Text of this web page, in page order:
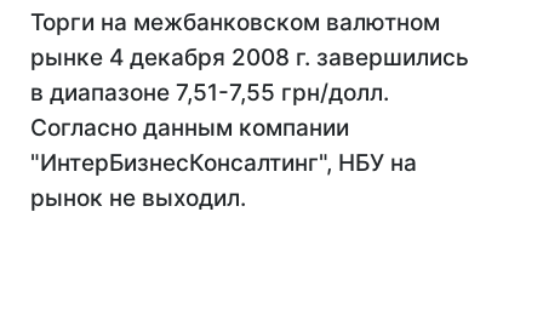
Торги на межбанковском валютном
рынке 4 декабря 2008 г. завершились
в диапазоне 7,51-7,55 грн/долл.
Согласно данным компании
"ИнтерБизнесКонсалтинг", НБУ на
рынок не выходил.